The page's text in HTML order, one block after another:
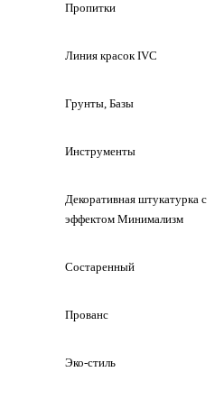
Пропитки
Линия красок IVC
Грунты, Базы
Инструменты
Декоративная штукатурка с
эффектом Минимализм
Состаренный
Прованс
Эко-стиль